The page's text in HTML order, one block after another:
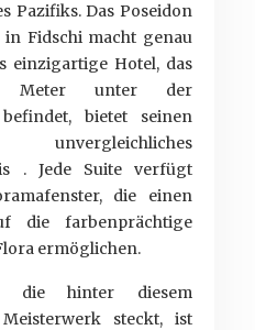
Pazifiks. Das Poseidon
Fidschi macht genau
einzigartige Hotel, das
Meter unter der
befindet, bietet seinen
. Jede Suite verfügt
die einen
die farbenprächtige
ermöglichen.
die hinter diesem
steckt, ist